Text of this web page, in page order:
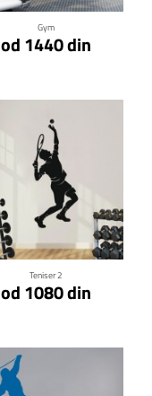
Gym
od 1440 din
Teniser 2
od 1080 din
Klikni za detalje